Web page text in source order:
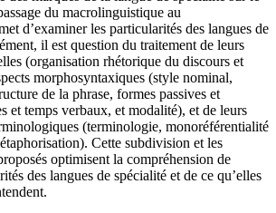
du macrolinguistique au
d’examiner les particularités des langues de
il est question du traitement de leurs
(organisation rhétorique du discours et
morphosyntaxiques (style nominal,
de la phrase, formes passives et
et temps verbaux, et modalité), et de leurs
(terminologie, monoréférentialité
Cette subdivision et les
optimisent la compréhension de
des langues de spécialité et de ce qu’elles